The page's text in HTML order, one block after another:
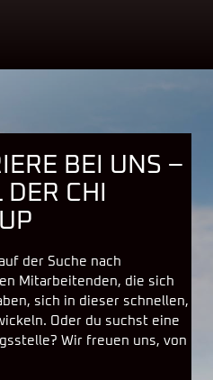
BEI UNS –
CHI
der Suche nach
Mitarbeitenden, die sich
sich in dieser schnellen,
Oder du suchst eine
Wir freuen uns, von